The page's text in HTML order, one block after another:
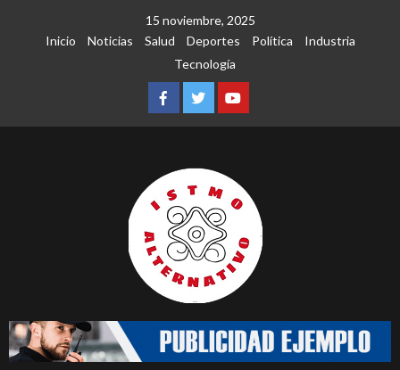
15 noviembre, 2025
Inicio
Noticias Salud Deportes Política
Industria
Tecnología
Facebook
TwitterYoutube